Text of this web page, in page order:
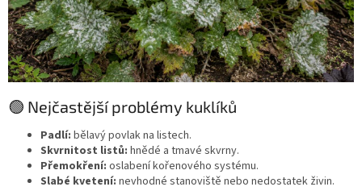
🟢 Nejčastější problémy kuklíků
Padlí: bělavý povlak na listech.
Skvrnitost listů: hnědé a tmavé skvrny.
Přemokření: oslabení kořenového systému.
Slabé kvetení: nevhodné stanoviště nebo nedostatek živin.